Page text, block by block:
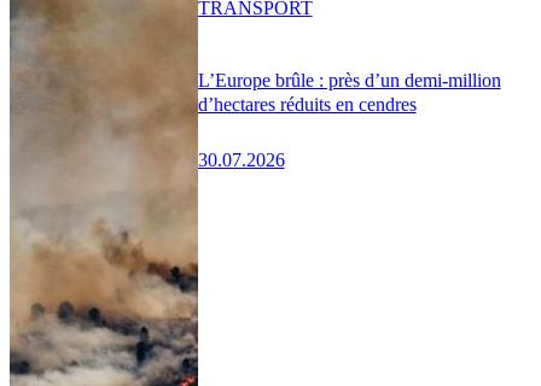
L’Europe brûle : près d’un demi-million
d’hectares réduits en cendres
30.07.2026
TRANSPORT